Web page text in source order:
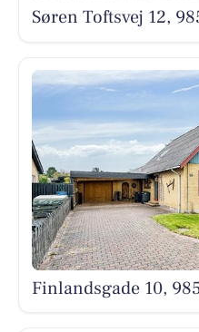
Søren Toftsvej 12,
Finlandsgade 10,